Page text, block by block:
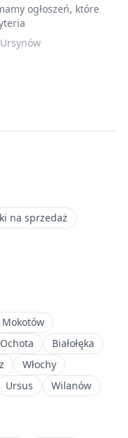
ogłoszeń, które
Ursynów
na sprzedaż
Mokotów
Ochota
Białołęka
Włochy
Ursus
Wilanów